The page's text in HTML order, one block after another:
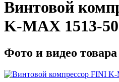
Винтовой
K-MAX 1513-
Фото и видео товара